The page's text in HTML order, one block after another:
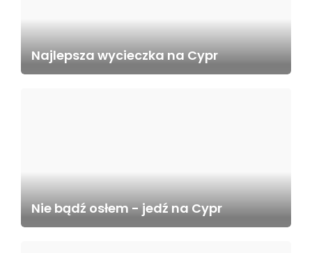
Najlepsza wycieczka na Cypr
Nie bądź osłem - jedź na Cypr